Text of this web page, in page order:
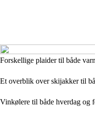
Forskellige plaider til både
Et overblik over skijakker til
Vinkølere til både hverdag og